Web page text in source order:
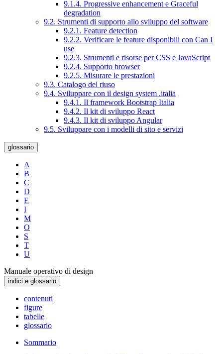
9.1.4. Progressive enhancement e Graceful
degradation
9.2. Strumenti di supporto allo sviluppo del software
9.2.1. Feature detection
9.2.2. Verificare le feature disponibili con Can I
use
9.2.3. Strumenti e risorse per CSS e JavaScript
9.2.4. Supporto browser
9.2.5. Misurare le prestazioni
9.3. Catalogo del riuso
9.4. Sviluppare con il design system .italia
9.4.1. Il framework Bootstrap Italia
9.4.2. Il kit di sviluppo React
9.4.3. Il kit di sviluppo Angular
9.5. Sviluppare con i modelli di sito e servizi
glossario
A
B
C
D
E
I
M
O
S
T
U
Manuale operativo di design
indici e glossario
contenuti
figure
tabelle
glossario
Sommario